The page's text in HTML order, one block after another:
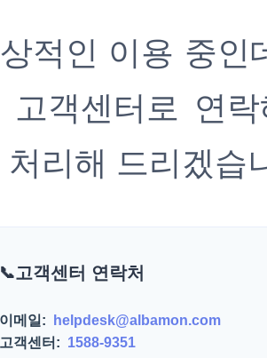
적인 이용 중인
고객센터로 연
처리해 드리겠습
고객센터 연락처
이메일:
helpdesk@albamon.com
고객센터: 1588-9351